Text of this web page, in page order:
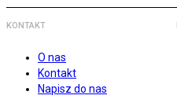
KONTAKT
O nas
Kontakt
Napisz do nas